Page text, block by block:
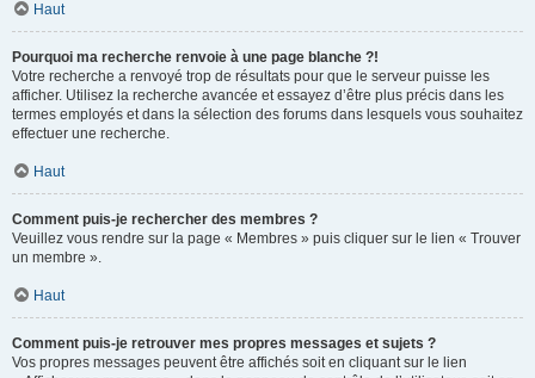
Haut
Pourquoi ma recherche renvoie à une page blanche ?!
Votre recherche a renvoyé trop de résultats pour que le serveur puisse les
afficher. Utilisez la recherche avancée et essayez d’être plus précis dans les
termes employés et dans la sélection des forums dans lesquels vous souhaitez
effectuer une recherche.
Haut
Comment puis-je rechercher des membres ?
Veuillez vous rendre sur la page « Membres » puis cliquer sur le lien « Trouver
un membre ».
Haut
Comment puis-je retrouver mes propres messages et sujets ?
Vos propres messages peuvent être affichés soit en cliquant sur le lien